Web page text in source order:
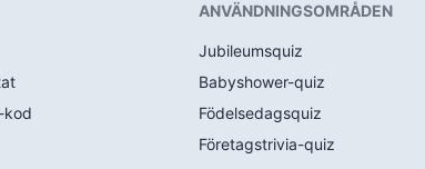
kod
ANVÄNDNINGSOMRÅDEN
Jubileumsquiz
Babyshower-quiz
Födelsedagsquiz
Företagstrivia-quiz